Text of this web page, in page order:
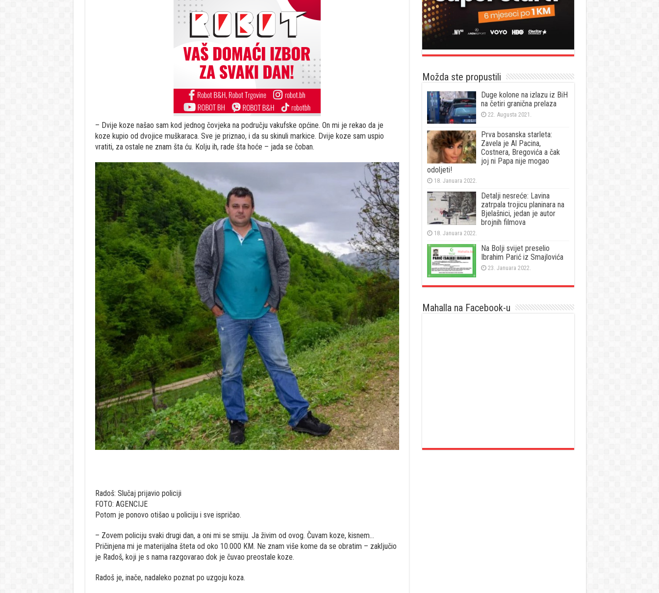
– Dvije koze našao sam kod jednog čovjeka na području vakufske općine. On mi je rekao da je
koze kupio od dvojice muškaraca. Sve je priznao, i da su skinuli markice. Dvije koze sam uspio
vratiti, za ostale ne znam šta ću. Kolju ih, rade šta hoće – jada se čoban.
Radoš: Slučaj prijavio policiji
FOTO: AGENCIJE
Potom je ponovo otišao u policiju i sve ispričao.
– Zovem policiju svaki drugi dan, a oni mi se smiju. Ja živim od ovog. Čuvam koze, kisnem…
Pričinjena mi je materijalna šteta od oko 10.000 KM. Ne znam više kome da se obratim – zaključio
je Radoš, koji je s nama razgovarao dok je čuvao preostale koze.
Radoš je, inače, nadaleko poznat po uzgoju koza.
Možda ste propustili
Duge kolone na izlazu iz BiH
na četiri granična prelaza
22. Augusta 2021.
Prva bosanska starleta:
Zavela je Al Pacina,
Costnera, Bregovića a čak
joj ni Papa nije mogao
odoljeti!
18. Januara 2022.
Detalji nesreće: Lavina
zatrpala trojicu planinara na
Bjelašnici, jedan je autor
brojnih filmova
18. Januara 2022.
Na Bolji svijet preselio
Ibrahim Parić iz Smajlovića
23. Januara 2022.
Mahalla na Facebook-u